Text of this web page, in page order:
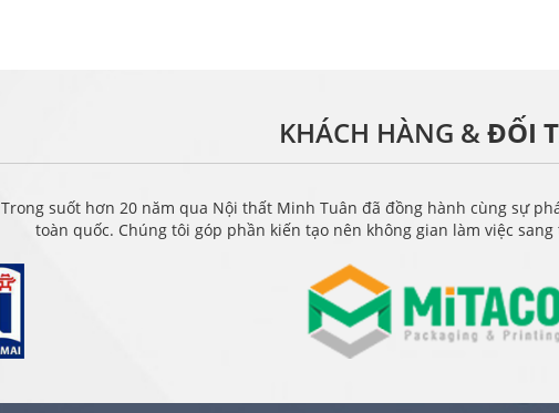
KHÁCH HÀNG &ĐỐI
Trong suốt hơn 20 năm qua Nội thất Minh Tuân đã đồng hành cùng sự
toàn quốc. Chúng tôi góp phần kiến tạo nên không gian làm việc